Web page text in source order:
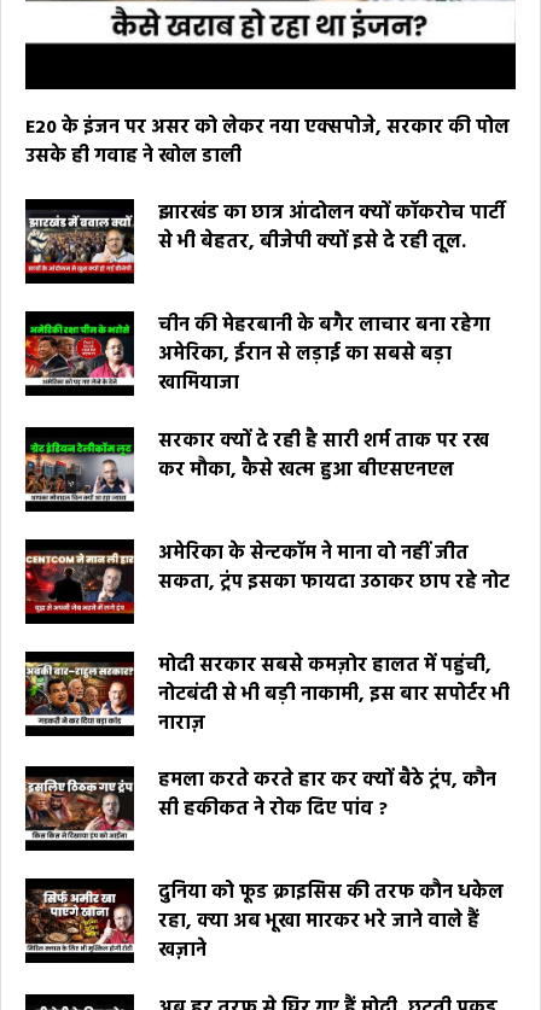
E20 के इंजन पर असर को लेकर नया एक्सपोजे, सरकार की पोल
उसके ही गवाह ने खोल डाली
झारखंड का छात्र आंदोलन क्यों कॉकरोच पार्टी
से भी बेहतर, बीजेपी क्यों इसे दे रही तूल.
चीन की मेहरबानी के बगैर लाचार बना रहेगा
अमेरिका, ईरान से लड़ाई का सबसे बड़ा
खामियाजा
सरकार क्यों दे रही है सारी शर्म ताक पर रख
कर मौका, कैसे खत्म हुआ बीएसएनएल
अमेरिका के सेन्टकॉम ने माना वो नहीं जीत
सकता, ट्रंप इसका फायदा उठाकर छाप रहे नोट
मोदी सरकार सबसे कमज़ोर हालत में पहुंची,
नोटबंदी से भी बड़ी नाकामी, इस बार सपोर्टर भी
नाराज़
हमला करते करते हार कर क्यों बैठे ट्रंप, कौन
सी हकीकत ने रोक दिए पांव ?
दुनिया को फूड क्राइसिस की तरफ कौन धकेल
रहा, क्या अब भूखा मारकर भरे जाने वाले हैं
खज़ाने